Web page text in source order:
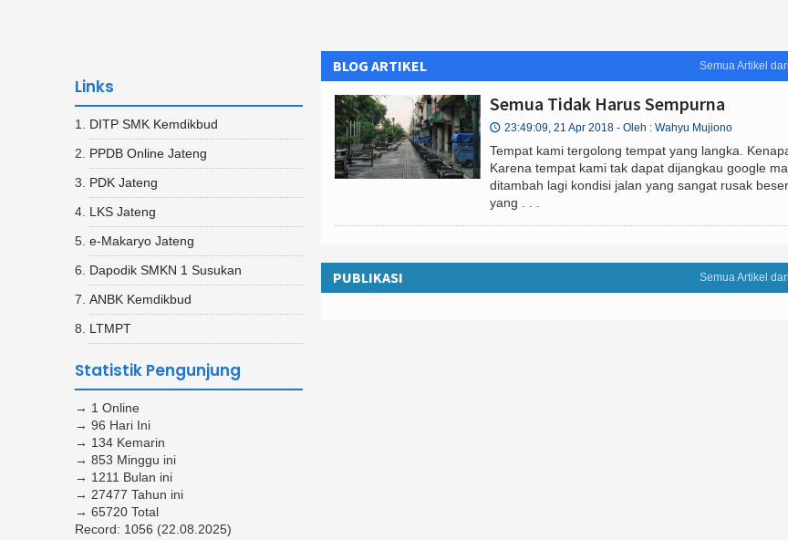
Semua Artikel
BLOG ARTIKEL
Semua Tidak Harus Sempurna
🕔 23:49:09, 21 Apr 2018 - Oleh : Wahyu Mujiono
Tempat kami tergolong tempat yang langka.
Karena tempat kami tak dapat dijangkau google
ditambah lagi kondisi jalan yang sangat rusak
yang . . .
Semua Artikel
PUBLIKASI
Links
DITP SMK Kemdikbud
PPDB Online Jateng
PDK Jateng
LKS Jateng
e-Makaryo Jateng
Dapodik SMKN 1 Susukan
ANBK Kemdikbud
LTMPT
Statistik Pengunjung
→ 1 Online
→ 96 Hari Ini
→ 134 Kemarin
→ 853 Minggu ini
→ 1211 Bulan ini
→ 27477 Tahun ini
→ 65720 Total
Record: 1056 (22.08.2025)